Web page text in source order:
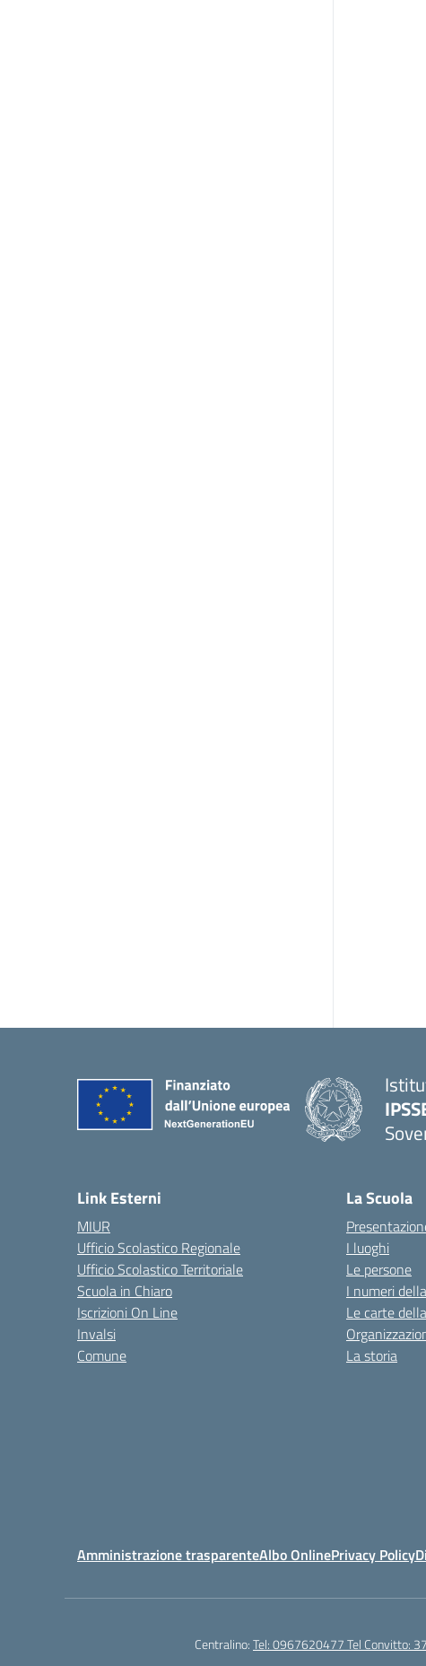
Link Esterni
MIUR
Ufficio Scolastico Regionale
Ufficio Scolastico Territoriale
Scuola in Chiaro
Iscrizioni On Line
Invalsi
Comune
La Scuola
I luoghi
Le persone
I numeri
Le carte
La storia
Amministrazione trasparenteAlbo OnlinePrivacy Policy
Centralino:Tel: 0967620477 Tel Convitto: